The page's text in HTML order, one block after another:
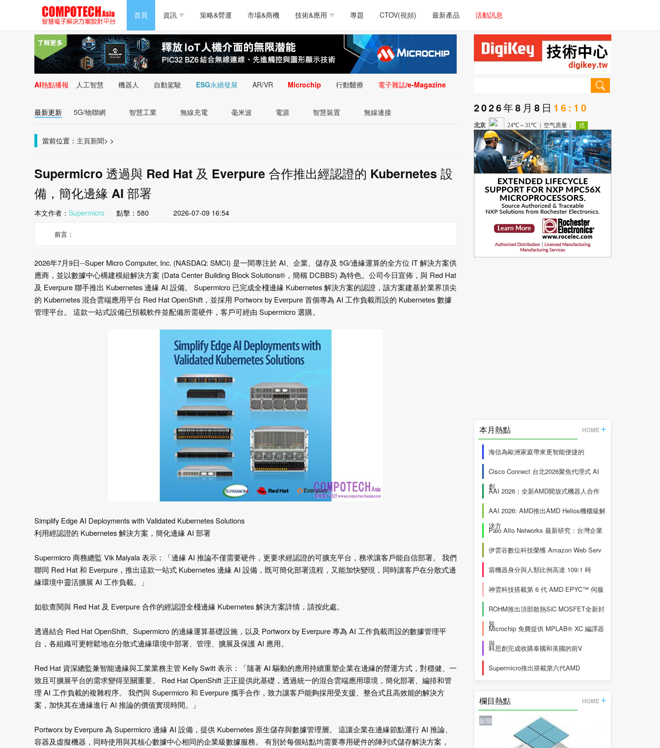
首頁 資訊
半導體/零組件 測試量測
PC/周邊 軟體/工具 醫療電子
新能源 人工智慧 安防監控
策略&營運 市場&商機 技術&應用
電源技術
醫療電子 通訊&網路
類比技術 LED/照明技術 微處理器/微控制器
嵌入技術 感測技術
專題 CTOV(視頻) 最新產品 活動訊息
PC/周邊 軟體/工具 醫療電子
新能源 人工智慧 安防監控
醫療電子 通訊&網路 介面技術
類比技術 LED/照明技術 微處理器/微控制器
嵌入技術 感測技術 量測儀器
智慧型視覺影像/監
控技術
AI熱點播報 人工智慧 機器人 自動駕駛 ESG永續發展 AR/VR Microchip 行動醫療 電子雜誌/e-Magazine
最新更新 5G/物聯網 智慧工業 無線充電 毫米波 電源 智慧裝置 無線連接
當前位置： 主頁 >
新聞 >
Supermicro 透過與 Red Hat 及 Everpure 合作推出經認證的 Kubernetes 設
備，簡化邊緣 AI 部署
本文作者： Supermicro 點擊： 580 2026-07-09 16:54
前言：
2026年7月9日--Super Micro Computer, Inc. (NASDAQ: SMCI) 是一間專注於 AI、企業、儲存及 5G/邊緣運算的全方位 IT 解決方案供
應商，並以數據中心構建模組解決方案 (Data Center Building Block Solutions®，簡稱 DCBBS) 為特色。公司今日宣佈，與 Red Hat
及 Everpure 聯手推出 Kubernetes 邊緣 AI 設備。 Supermicro 已完成全棧邊緣 Kubernetes 解決方案的認證，該方案建基於業界頂尖
的 Kubernetes 混合雲端應用平台 Red Hat OpenShift，並採用 Portworx by Everpure 首個專為 AI 工作負載而設的 Kubernetes 數據
管理平台。 這款一站式設備已預載軟件並配備所需硬件，客戶可經由 Supermicro 選購。
Simplify Edge AI Deployments with Validated Kubernetes Solutions
利用經認證的 Kubernetes 解決方案，簡化邊緣 AI 部署
Supermicro 商務總監 Vik Malyala 表示：「邊緣 AI 推論不僅需要硬件，更要求經認證的可擴充平台，務求讓客戶能自信部署。 我們
聯同 Red Hat 和 Everpure，推出這款一站式 Kubernetes 邊緣 AI 設備，既可簡化部署流程，又能加快變現，同時讓客戶在分散式邊
緣環境中靈活擴展 AI 工作負載。」
如欲查閱與 Red Hat 及 Everpure 合作的經認證全棧邊緣 Kubernetes 解決方案詳情，請按此處。
透過結合 Red Hat OpenShift、Supermicro 的邊緣運算基礎設施，以及 Portworx by Everpure 專為 AI 工作負載而設的數據管理平
台，各組織可更輕鬆地在分散式邊緣環境中部署、管理、擴展及保護 AI 應用。
Red Hat 資深總監兼智能邊緣與工業業務主管 Kelly Switt 表示：「隨著 AI 驅動的應用持續重塑企業在邊緣的營運方式，對穩健、一
致且可擴展平台的需求變得至關重要。 Red Hat OpenShift 正正提供此基礎，透過統一的混合雲端應用環境，簡化部署、編排和管
理 AI 工作負載的複雜程序。 我們與 Supermicro 和 Everpure 攜手合作，致力讓客戶能夠採用受支援、整合式且高效能的解決方
案，加快其在邊緣進行 AI 推論的價值實現時間。」
Portworx by Everpure 為 Supermicro 邊緣 AI 設備，提供 Kubernetes 原生儲存與數據管理層。 這讓企業在邊緣節點運行 AI 推論、
容器及虛擬機器，同時使用與其核心數據中心相同的企業級數據服務。 有別於每個站點均需要專用硬件的陣列式儲存解決方案，
2026年8月8日 16:10
本月熱點 HOME
海信為歐洲家庭帶來更智能便捷的
Cisco Connect 台北2026聚焦代理式 AI
創
AAI 2026：全新AMD開放式機器人合作
AAI 2026: AMD推出AMD Helios機櫃級解
決方
Palo Alto Networks 最新研究：台灣企業
伊雲谷數位科技榮獲 Amazon Web Serv
當機器身分與人類比例高達 109:1 時
神雲科技搭載第 6 代 AMD EPYC™ 伺服
ROHM推出頂部散熱SiC MOSFET全新封
裝
Microchip 免費提供 MPLAB® XC 編譯器
與
科思創完成收購泰國和美國的前V
Supermicro推出搭載第六代AMD
EPYC™
欄目熱點 HOME
新聞